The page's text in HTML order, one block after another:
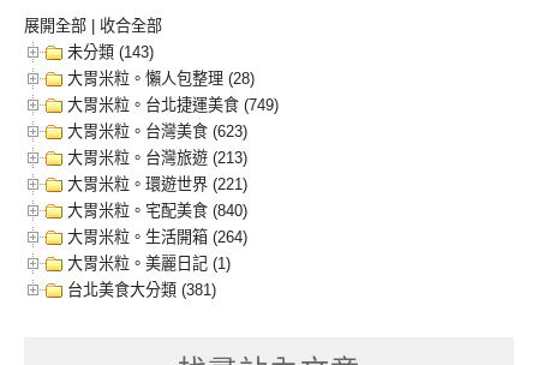
展開全部 | 收合全部
未分類 (143)
大胃米粒。懶人包整理 (28)
大胃米粒。台北捷運美食 (749)
大胃米粒。台灣美食 (623)
大胃米粒。台灣旅遊 (213)
大胃米粒。環遊世界 (221)
大胃米粒。宅配美食 (840)
大胃米粒。生活開箱 (264)
大胃米粒。美麗日記 (1)
台北美食大分類 (381)